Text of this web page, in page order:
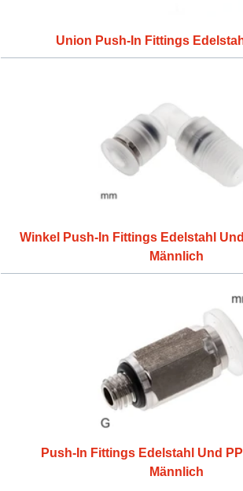
Union Push-In Fittings
Winkel Push-In Fittings Edelstahl
Männlich
Push-In Fittings Edelstahl Und
Männlich